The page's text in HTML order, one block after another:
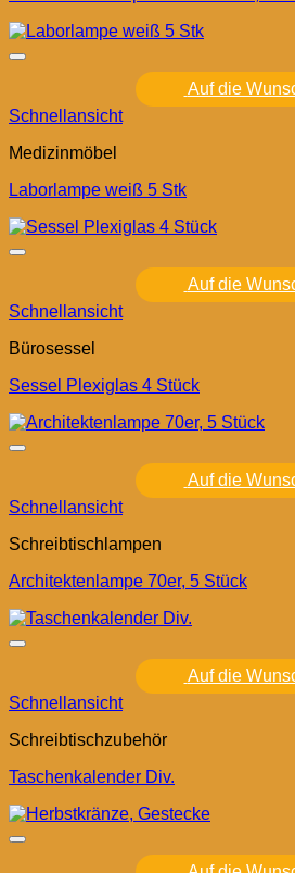
Auf die
Schnellansicht
Medizinmöbel
Laborlampe weiß 5 Stk
Auf die
Schnellansicht
Bürosessel
Sessel Plexiglas 4 Stück
Auf die
Schnellansicht
Schreibtischlampen
Architektenlampe 70er, 5 Stück
Auf die
Schnellansicht
Schreibtischzubehör
Taschenkalender Div.